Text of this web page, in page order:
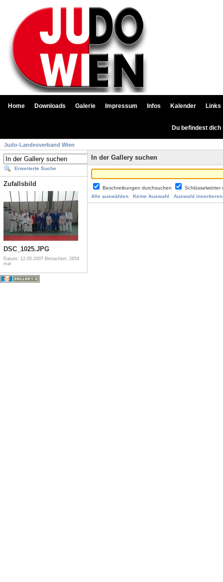
Home Downloads Galerie Impressum Infos Kalender Links
Du befindest
Judo-Landesverband Wien
Erweiterte Suche
Zufallsbild
DSC_1025.JPG
Datum: 12.05.2007 Betrachtet: 2654
mal
In der Gallery suchen
Beschreibungen durchsuchen
Alle auswählen
Keine Auswahl Auswahl invertieren